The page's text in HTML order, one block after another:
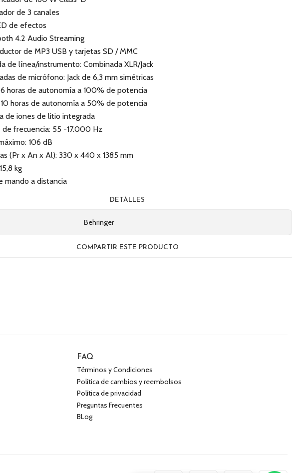
de 3 canales
de efectos
4.2 Audio Streaming
de MP3 USB y tarjetas SD / MMC
de línea/instrumento: Combinada XLR/Jack
de micrófono: Jack de 6,3 mm simétricas
horas de autonomía a 100% de potencia
horas de autonomía a 50% de potencia
de iones de litio integrada
de frecuencia: 55 -17.000 Hz
106 dB
(Pr x An x Al): 330 x 440 x 1385 mm
kg
mando a distancia
DETALLES
Behringer
COMPARTIR ESTE PRODUCTO
FAQ
Términos y Condiciones
Política de cambios y reembolsos
Política de privacidad
Preguntas Frecuentes
BLog